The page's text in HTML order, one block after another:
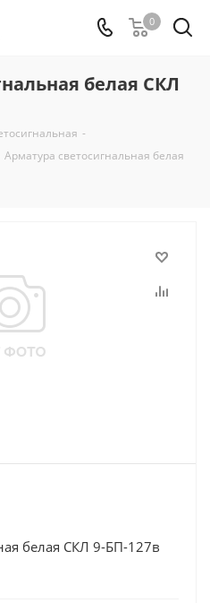
0
белая СКЛ
-
Арматура светосигнальная белая
белая СКЛ 9-БП-127в